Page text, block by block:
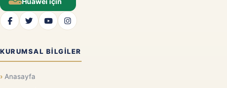
KURUMSAL BILGILER
Anasayfa